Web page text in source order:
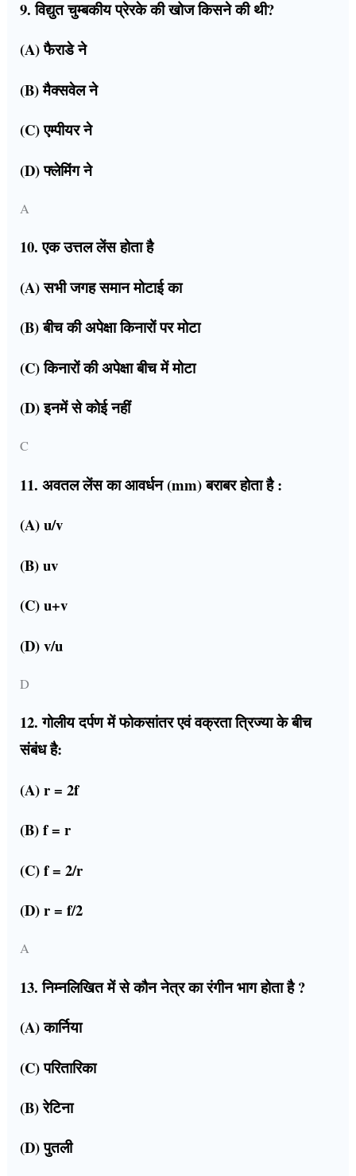
9. विद्युत चुम्बकीय प्रेरके की खोज किसने की थी?
(A) फैराडे ने
(B) मैक्सवेल ने
(C) एम्पीयर ने
(D) फ्लेमिंग ने
A
10. एक उत्तल लेंस होता है
(A) सभी जगह समान मोटाई का
(B) बीच की अपेक्षा किनारों पर मोटा
(C) किनारों की अपेक्षा बीच में मोटा
(D) इनमें से कोई नहीं
C
11. अवतल लेंस का आवर्धन (mm) बराबर होता है :
(A) u/v
(B) uv
(C) u+v
(D) v/u
D
12. गोलीय दर्पण में फोकसांतर एवं वक्रता त्रिज्या के बीच
संबंध है:
(A) r = 2f
(B) f = r
(C) f = 2/r
(D) r = f/2
A
13. निम्नलिखित में से कौन नेत्र का रंगीन भाग होता है ?
(A) कार्निया
(C) परितारिका
(B) रेटिना
(D) पुतली